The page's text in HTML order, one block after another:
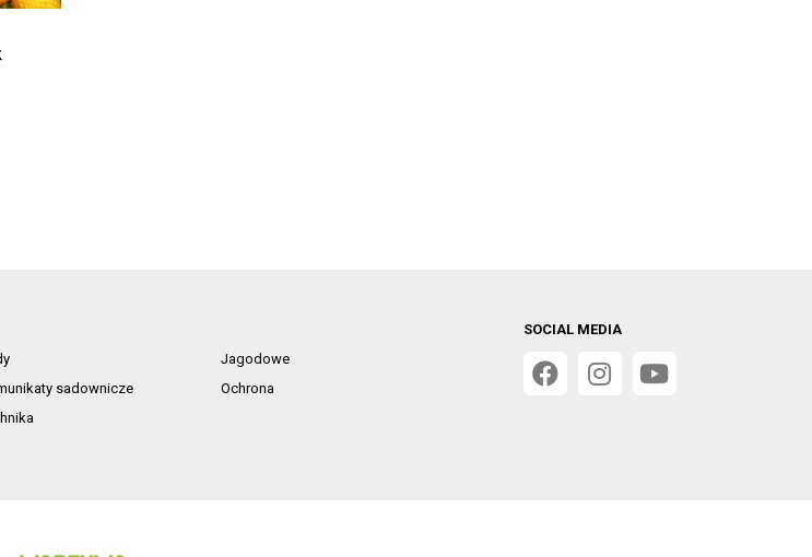
Jagodowe
sadownicze
Ochrona
SOCIAL MEDIA